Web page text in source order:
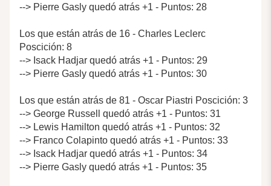
--> Pierre Gasly quedó atrás +1 - Puntos: 28
Los que están atrás de 16 - Charles Leclerc
Poscición: 8
--> Isack Hadjar quedó atrás +1 - Puntos: 29
--> Pierre Gasly quedó atrás +1 - Puntos: 30
Los que están atrás de 81 - Oscar Piastri Poscición: 3
--> George Russell quedó atrás +1 - Puntos: 31
--> Lewis Hamilton quedó atrás +1 - Puntos: 32
--> Franco Colapinto quedó atrás +1 - Puntos: 33
--> Isack Hadjar quedó atrás +1 - Puntos: 34
--> Pierre Gasly quedó atrás +1 - Puntos: 35